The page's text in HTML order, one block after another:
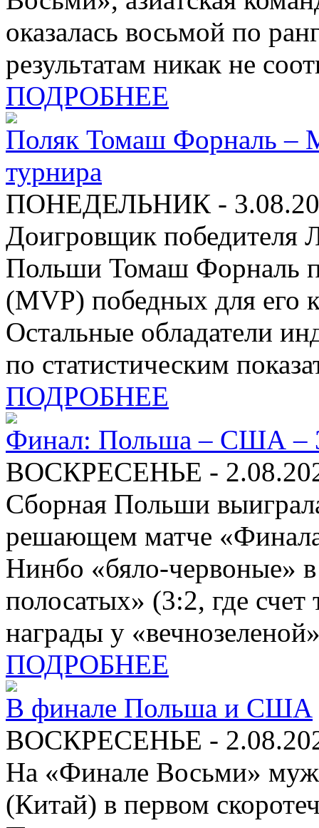
оказалась восьмой по
результатам никак не
ПОДРОБНЕЕ
Поляк Томаш Форналь –
турнира
ПОНЕДЕЛЬНИК -
Доигровщик победителя
Польши Томаш Форналь
(MVP) победных для его
Остальные обладатели
по статистическим
ПОДРОБНЕЕ
Финал: Польша – США –
ВОСКРЕСЕНЬЕ -
Сборная Польши
решающем матче
Нинбо «бяло-червоные» в
полосатых» (3:2, где
награды у
ПОДРОБНЕЕ
В финале Польша и США
ВОСКРЕСЕНЬЕ -
На «Финале Восьми»
(Китай) в первом